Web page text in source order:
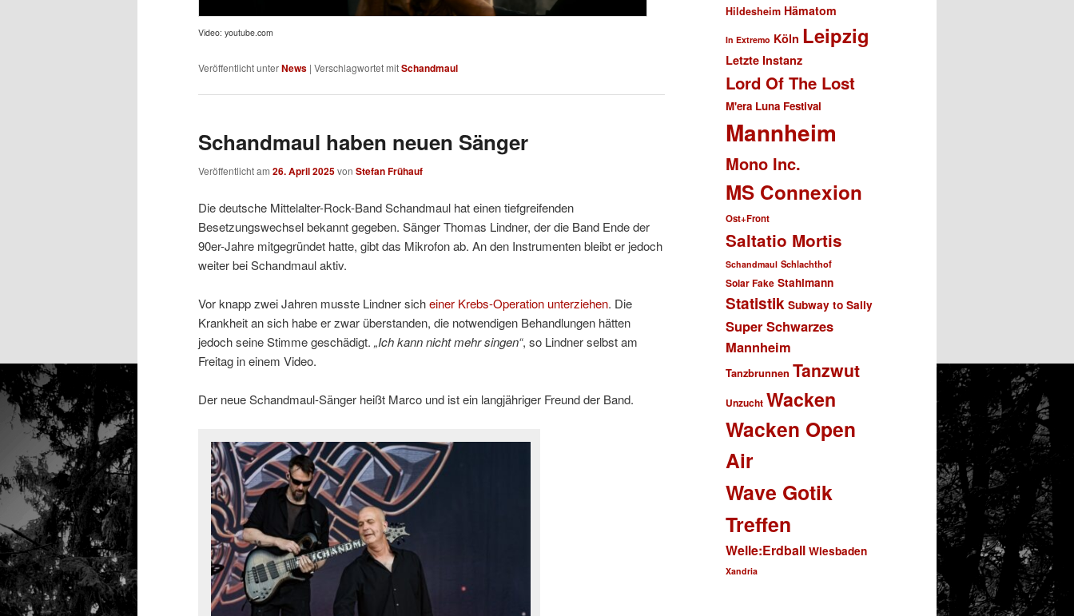
Video: youtube.com
Veröffentlicht unterNews | Verschlagwortet mitSchandmaul
Schandmaul haben neuen Sänger
Veröffentlicht am 26. April 2025von Stefan Frühauf
Die deutsche Mittelalter-Rock-Band Schandmaul hat einen tiefgreifenden
Besetzungswechsel bekannt gegeben. Sänger Thomas Lindner, der die Band Ende der
90er-Jahre mitgegründet hatte, gibt das Mikrofon ab. An den Instrumenten bleibt er jedoch
weiter bei Schandmaul aktiv.
Vor knapp zwei Jahren musste Lindner sicheiner Krebs-Operation unterziehen. Die
Krankheit an sich habe er zwar überstanden, die notwendigen Behandlungen hätten
jedoch seine Stimme geschädigt. „Ich kann nicht mehr singen“, so Lindner selbst am
Freitag in einem Video.
Der neue Schandmaul-Sänger heißt Marco und ist ein langjähriger Freund der Band.
Hildesheim Hämatom
In Extremo Köln Leipzig
Letzte Instanz
Lord Of The Lost
M'era Luna Festival
Mannheim
Mono Inc.
MS Connexion
Ost+Front
Saltatio Mortis
Schandmaul Schlachthof
Solar Fake Stahlmann
Statistik Subway to Sally
Super Schwarzes
Mannheim
Tanzbrunnen Tanzwut
Unzucht Wacken
Wacken Open
Air
Wave Gotik
Treffen
Welle:Erdball Wiesbaden
Xandria